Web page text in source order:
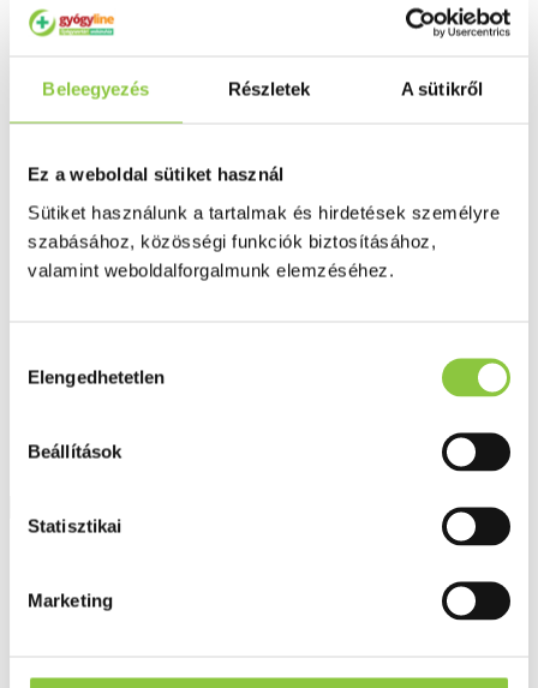
Beleegyezés Részletek A sütikről
Ez a weboldal sütiket használ
Sütiket használunk a tartalmak és hirdetések személyre
szabásához, közösségi funkciók biztosításához,
valamint weboldalforgalmunk elemzéséhez.
kiválasztása
Elengedhetetlen
Beállítások
Statisztikai
Marketing
Koleszterinszint csökkentők, omega 3
Í́nygyulladás
Fogkrém
Szájvíz
Fogkefe
Fogselyem
É́lvezeti
Egészség ajándékba
Tápszer
Főoldal
Fogkrém